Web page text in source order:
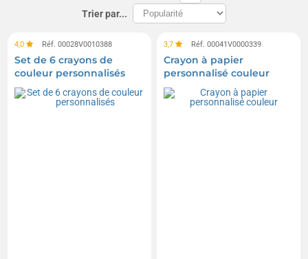
Crayons de cire Ardoises magiques
Trier par...
4,0 Réf. 00028V0010388
Set de 6 crayons de
couleur personnalisés
3,7 Réf. 00041V0000339
Crayon à papier
personnalisé couleur